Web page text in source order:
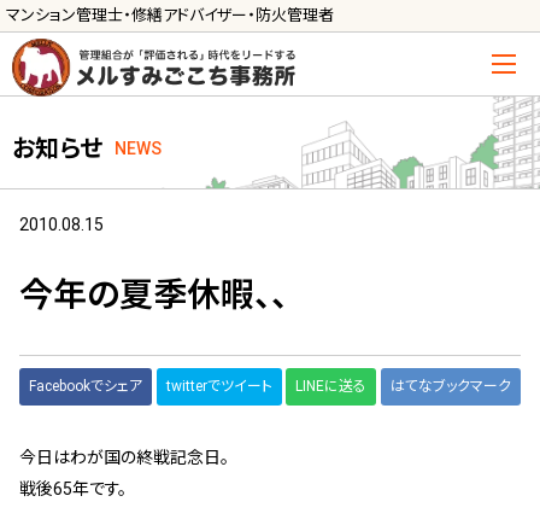
マンション管理士・修繕アドバイザー・防火管理者
お知らせ NEWS
2010.08.15
今年の夏季休暇、、
Facebookでシェア twitterでツイート LINEに送る はてなブックマーク
今日はわが国の終戦記念日。
戦後65年です。
管理士の活用方法
ご利用の流れ »
管理組合運営
メルのプロ理事長 »